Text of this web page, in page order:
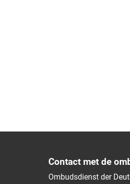
Contact met de
Ombudsdienst der